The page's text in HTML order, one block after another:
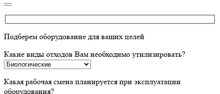
Подберем оборудование для ваших целей
Какие виды отходов Вам необходимо утилизировать?
Какая рабочая смена планируется при эксплуатации
оборудования?